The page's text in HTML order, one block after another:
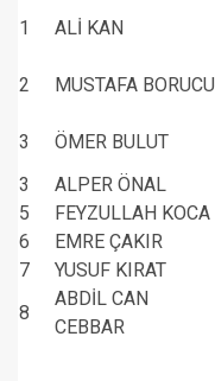
1
ALİ KAN
2 MUSTAFA BORUCU
3 ÖMER BULUT
3
ALPER ÖNAL
5
FEYZULLAH KOCA
6
EMRE ÇAKIR
7
YUSUF KIRAT
8
ABDİL CAN
CEBBAR